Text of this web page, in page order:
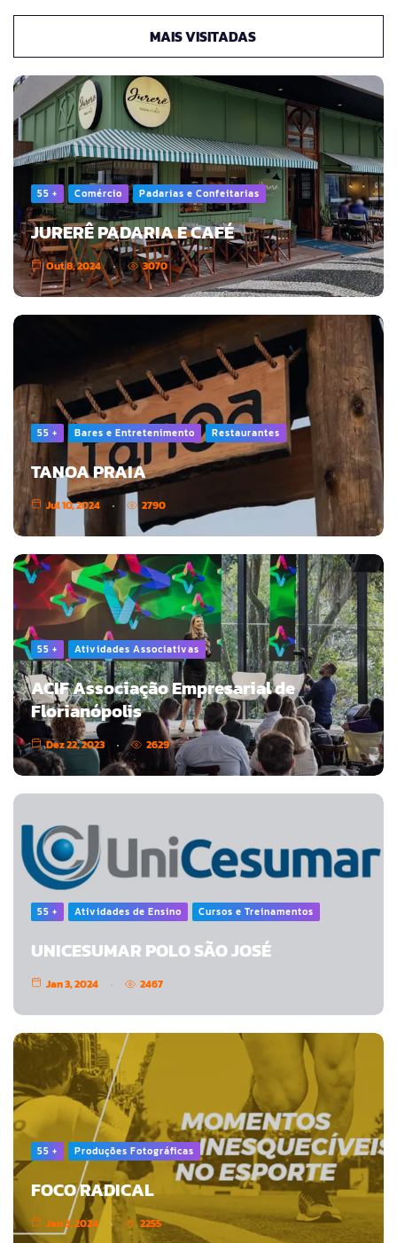
MAIS VISITADAS
55 + Comércio Padarias e Confeitarias
JURERÊ PADARIA E CAFÉ
Out 8, 2024 3070
55 + Bares e Entretenimento Restaurantes
TANOA PRAIA
Jul 10, 2024 2790
55 + Atividades Associativas
ACIF Associação Empresarial de
Florianópolis
Dez 22, 2023 2629
55 + Atividades de Ensino Cursos e Treinamentos
UNICESUMAR POLO SÃO JOSÉ
Jan 3, 2024 2467
55 + Produções Fotográficas
FOCO RADICAL
Jan 3, 2024 2255